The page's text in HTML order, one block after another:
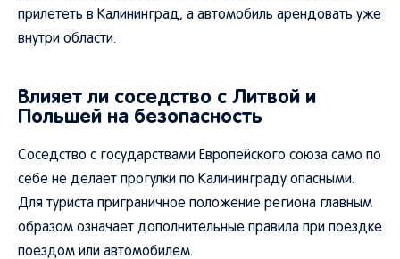
прилететь в Калининград, а автомобиль арендовать уже
внутри области.
Влияет ли соседство с Литвой и
Польшей на безопасность
Соседство с государствами Европейского союза само по
себе не делает прогулки по Калининграду опасными.
Для туриста приграничное положение региона главным
образом означает дополнительные правила при поездке
поездом или автомобилем.